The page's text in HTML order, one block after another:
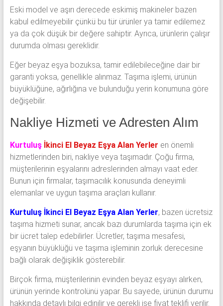
Eski model ve aşırı derecede eskimiş makineler bazen
kabul edilmeyebilir çünkü bu tür ürünler ya tamir edilemez
ya da çok düşük bir değere sahiptir. Ayrıca, ürünlerin çalışır
durumda olması gereklidir.
Eğer beyaz eşya bozuksa, tamir edilebileceğine dair bir
garanti yoksa, genellikle alınmaz. Taşıma işlemi, ürünün
büyüklüğüne, ağırlığına ve bulunduğu yerin konumuna göre
değişebilir.
Nakliye Hizmeti ve Adresten Alım
Kurtuluş İkinci El Beyaz Eşya Alan Yerler en önemli
hizmetlerinden biri, nakliye veya taşımadır. Çoğu firma,
müşterilerinin eşyalarını adreslerinden almayı vaat eder.
Bunun için firmalar, taşımacılık konusunda deneyimli
elemanlar ve uygun taşıma araçları kullanır.
Kurtuluş İkinci El Beyaz Eşya Alan Yerler, bazen ücretsiz
taşıma hizmeti sunar, ancak bazı durumlarda taşıma için ek
bir ücret talep edebilirler. Ücretler, taşıma mesafesi,
eşyanın büyüklüğü ve taşıma işleminin zorluk derecesine
bağlı olarak değişiklik gösterebilir.
Birçok firma, müşterilerinin evinden beyaz eşyayı alırken,
ürünün yerinde kontrolünü yapar. Bu sayede, ürünün durumu
hakkında detaylı bilgi edinilir ve gerekli ise fiyat teklifi verilir.